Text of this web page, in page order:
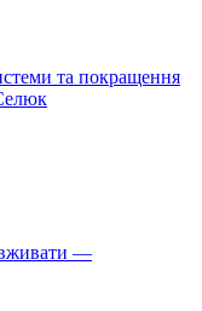
та покращення
вживати —